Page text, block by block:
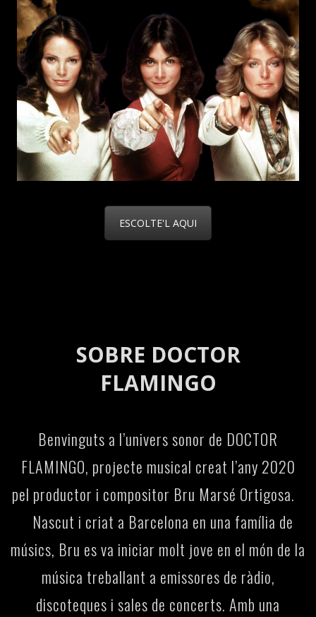
ESCOLTE'L AQUI
SOBRE DOCTOR
FLAMINGO
Benvinguts a l’univers sonor de DOCTOR
FLAMINGO, projecte musical creat l’any 2020
pel productor i compositor Bru Marsé Ortigosa.
Nascut i criat a Barcelona en una família de
músics, Bru es va iniciar molt jove en el món de la
música treballant a emissores de ràdio,
discoteques i sales de concerts. Amb una